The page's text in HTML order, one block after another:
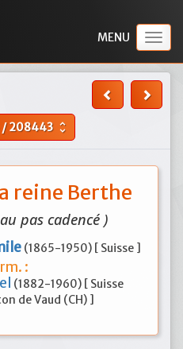
/208443 unfold_more
reine Berthe
pas cadencé )
(1865-1950) [ Suisse ]
:
(1882-1960) [ Suisse
de Vaud (CH) ]